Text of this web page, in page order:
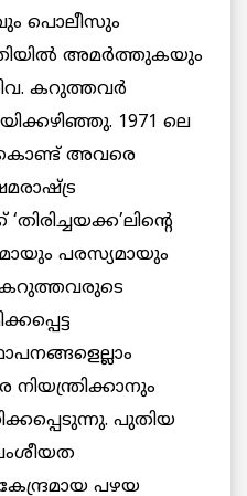
പൊലീസും
അമര്‍ത്തുകയും
കറുത്തവര്‍
1971 ലെ
കൊണ്ട് അവരെ
പരസ്യമായും
കറുത്തവരുടെ
പുതിയ
പഴയ